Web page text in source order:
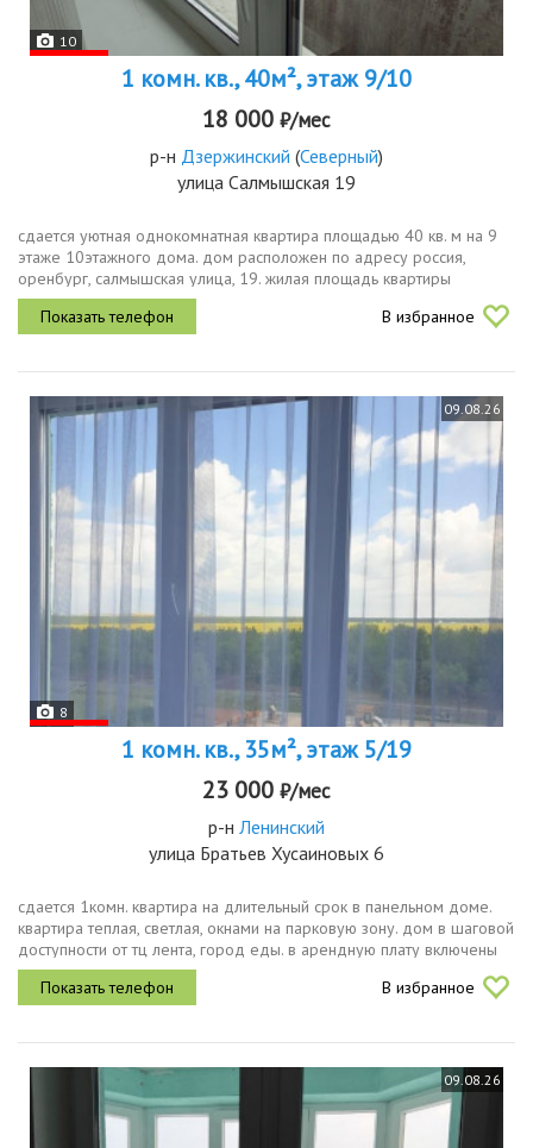
10
1 комн. кв., 40м², этаж 9/10
18 000 ₽/мес
р-н Дзержинский (Северный)
улица Салмышская 19
сдается уютная однокомнатная квартира площадью 40 кв. м на 9
этаже 10этажного дома. дом расположен по адресу россия,
оренбург, салмышская улица, 19. жилая площадь квартиры
составляет 25 кв. м, кухня 8 кв. м. это идеальный вариант для тех,
кто ищет...
В избранное
09.08.26
8
1 комн. кв., 35м², этаж 5/19
23 000 ₽/мес
р-н Ленинский
улица Братьев Хусаиновых 6
сдается 1комн. квартира на длительный срок в панельном доме.
квартира теплая, светлая, окнами на парковую зону. дом в шаговой
доступности от тц лента, город еды. в арендную плату включены
жку кроме счетчиков вода, свет.условия без животных...
В избранное
09.08.26